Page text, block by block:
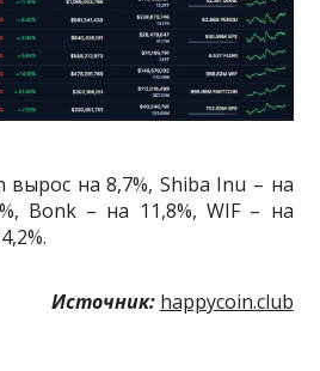
на 8,7%, Shiba Inu – на
Bonk – на 11,8%, WIF – на
Источник: happycoin.club